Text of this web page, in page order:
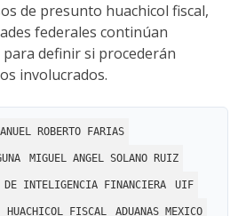
de presunto huachicol fiscal,
federales continúan
definir si procederán
involucrados.
ROBERTO FARIAS
MIGUEL ANGEL SOLANO RUIZ
DE INTELIGENCIA FINANCIERA UIF
HUACHICOL FISCAL ADUANAS MEXICO